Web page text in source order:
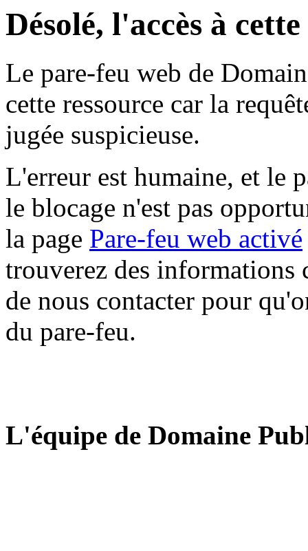
Désolé, l'accès à
Le pare-feu web de
cette ressource car la
jugée suspicieuse.
L'erreur est humaine, et le
le blocage n'est pas
la page Pare-feu web activé
trouverez des informations
de nous contacter pour
du pare-feu.
L'équipe de Domaine